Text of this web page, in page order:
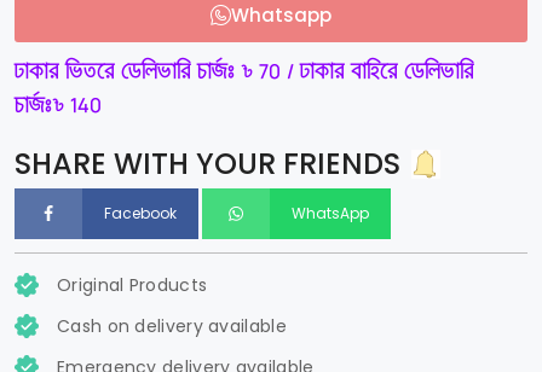
Whatsapp
ঢাকার ভিতরে ডেলিভারি চার্জঃ ৳ 70 / ঢাকার বাহিরে ডেলিভারি
চার্জঃ৳ 140
SHARE WITH YOUR FRIENDS
Facebook WhatsApp
Original Products
Cash on delivery available